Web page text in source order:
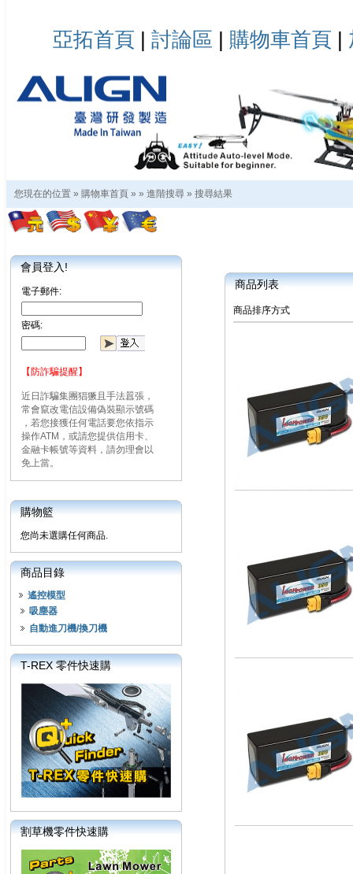
亞拓首頁 | 討論區 | 購物車首頁 |
您現在的位置 » 購物車首頁 » » 進階搜尋 » 搜尋結果
會員登入!
電子郵件:
密碼:
【防詐騙提醒】
近日詐騙集團猖獗且手法囂張，
常會竄改電信設備偽裝顯示號碼
，若您接獲任何電話要您依指示
操作ATM，或請您提供信用卡、
金融卡帳號等資料，請勿理會以
免上當。
購物籃
您尚未選購任何商品.
商品目錄
遙控模型
吸塵器
自動進刀機/換刀機
T-REX 零件快速購
割草機零件快速購
商品列表
商品排序方式